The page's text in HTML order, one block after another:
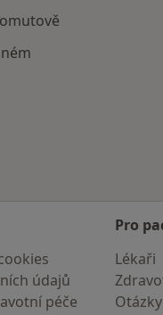
údajů
péče
Pro
Lékaři